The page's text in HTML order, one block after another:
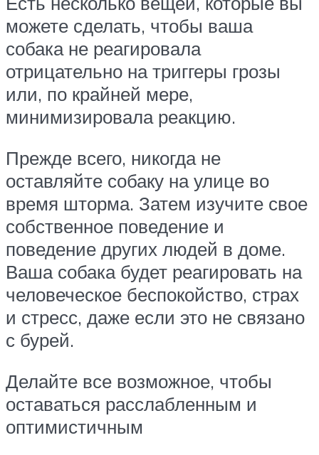
можете сделать, чтобы ваша
собака не реагировала
отрицательно на триггеры грозы
или, по крайней мере,
минимизировала реакцию.
Прежде всего, никогда не
оставляйте собаку на улице во
время шторма. Затем изучите свое
собственное поведение и
поведение других людей в доме.
Ваша собака будет реагировать на
человеческое беспокойство, страх
и стресс, даже если это не связано
с бурей.
Делайте все возможное, чтобы
оставаться расслабленным и
оптимистичным